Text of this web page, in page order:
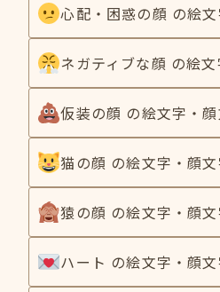
心配・困惑の顔 の絵
ネガティブな顔 の絵
仮装の顔 の絵文字・
猫の顔 の絵文字・顔
猿の顔 の絵文字・顔
ハート の絵文字・顔